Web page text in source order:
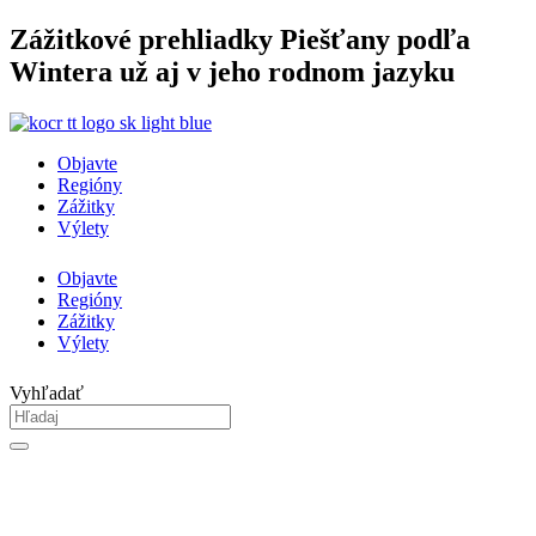
Preskočiť
na
obsah
Zážitkové prehliadky Piešťany podľa
Wintera už aj v jeho rodnom jazyku
Objavte
Regióny
Zážitky
Výlety
Objavte
Regióny
Zážitky
Výlety
Vyhľadať